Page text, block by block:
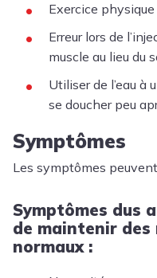
Exercice
Erreur lors de
muscle au lieu du
Utiliser de l’eau à
se doucher peu
Symptômes
Les symptômes
Symptômes dus
de maintenir des
normaux :